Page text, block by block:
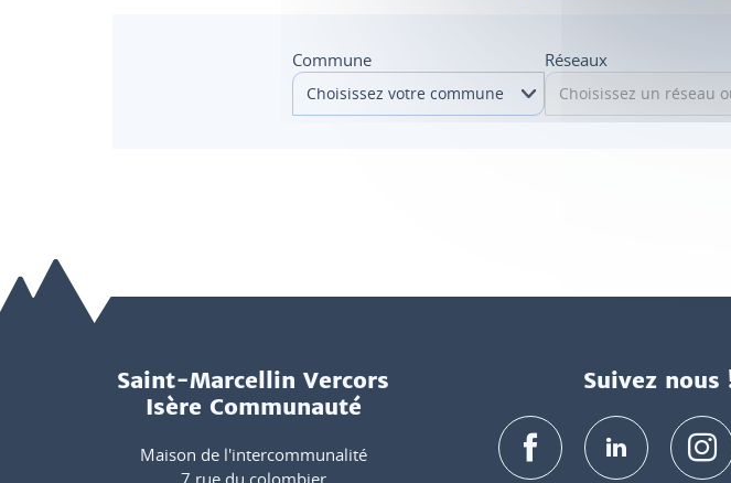
Commune Réseaux
Saint-Marcellin Vercors
Isère Communauté
Maison de l'intercommunalité
7 rue du colombier
Suivez nous